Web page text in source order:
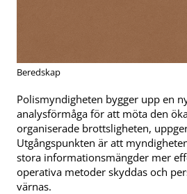
Beredskap
Polismyndigheten bygger upp en
analysförmåga för att möta den
organiserade brottsligheten,
Utgångspunkten är att
stora informationsmängder mer
operativa metoder skyddas och
värnas.